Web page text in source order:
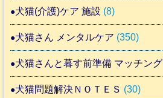
犬猫(介護)ケア 施設 (8)
犬猫さん メンタルケア (350)
犬猫さんと暮す前準備 マッチング
犬猫問題解決ＮＯＴＥＳ (30)